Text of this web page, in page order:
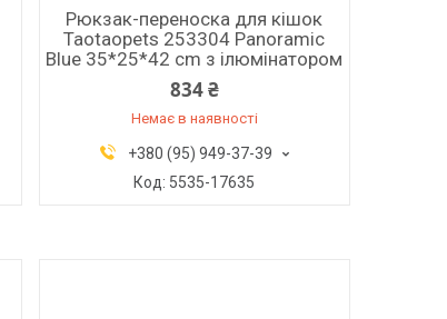
Рюкзак-переноска для кішок
Taotaopets 253304 Panoramic
Blue 35*25*42 cm з ілюмінатором
834 ₴
Немає в наявності
+380 (95) 949-37-39
5535-17635